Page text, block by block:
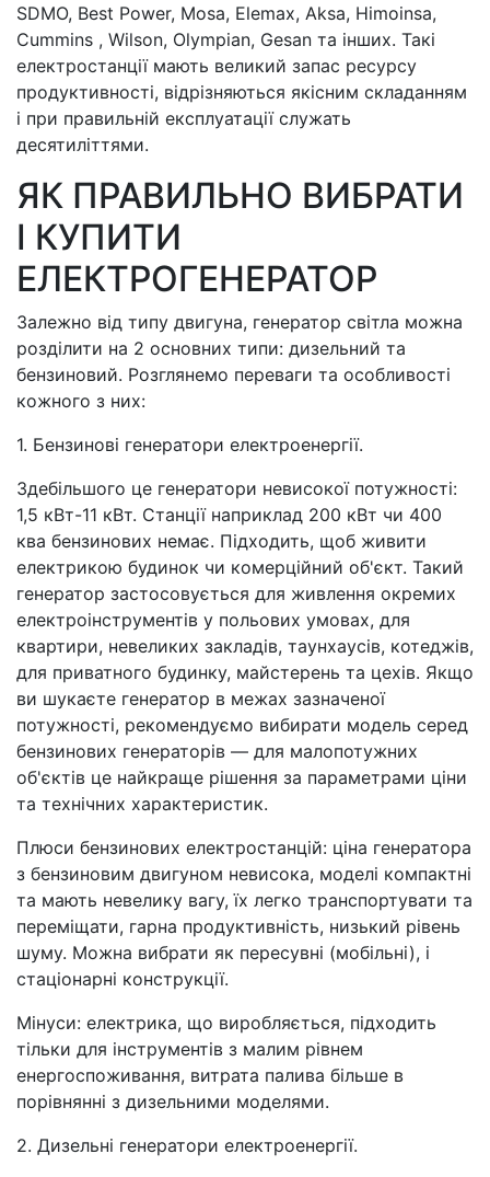
SDMO, Best Power, Mosa, Elemax, Aksa, Himoinsa,
Cummins , Wilson, Olympian, Gesan та інших. Такі
електростанції мають великий запас ресурсу
продуктивності, відрізняються якісним складанням
і при правильній експлуатації служать
десятиліттями.
ЯК ПРАВИЛЬНО ВИБРАТИ
І КУПИТИ
ЕЛЕКТРОГЕНЕРАТОР
Залежно від типу двигуна, генератор світла можна
розділити на 2 основних типи: дизельний та
бензиновий. Розглянемо переваги та особливості
кожного з них:
1. Бензинові генератори електроенергії.
Здебільшого це генератори невисокої потужності:
1,5 кВт-11 кВт. Станції наприклад 200 кВт чи 400
ква бензинових немає. Підходить, щоб живити
електрикою будинок чи комерційний об'єкт. Такий
генератор застосовується для живлення окремих
електроінструментів у польових умовах, для
квартири, невеликих закладів, таунхаусів, котеджів,
для приватного будинку, майстерень та цехів. Якщо
ви шукаєте генератор в межах зазначеної
потужності, рекомендуємо вибирати модель серед
бензинових генераторів — для малопотужних
об'єктів це найкраще рішення за параметрами ціни
та технічних характеристик.
Плюси бензинових електростанцій: ціна генератора
з бензиновим двигуном невисока, моделі компактні
та мають невелику вагу, їх легко транспортувати та
переміщати, гарна продуктивність, низький рівень
шуму. Можна вибрати як пересувні (мобільні), і
стаціонарні конструкції.
Мінуси: електрика, що виробляється, підходить
тільки для інструментів з малим рівнем
енергоспоживання, витрата палива більше в
порівнянні з дизельними моделями.
2. Дизельні генератори електроенергії.